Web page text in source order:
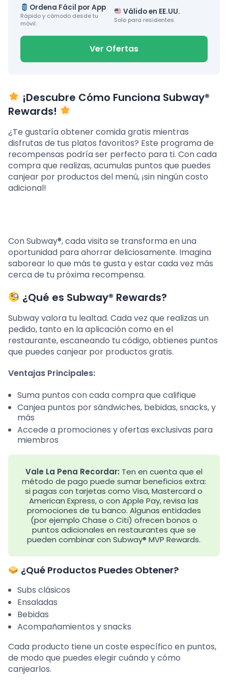
Ordena Fácil por App
Rápido y cómodo desde tu
móvil.
Válido en EE.UU.
Solo para residentes.
Ver Ofertas
¡Descubre Cómo Funciona Subway®
Rewards!
¿Te gustaría obtener comida gratis mientras
disfrutas de tus platos favoritos? Este programa de
recompensas podría ser perfecto para ti. Con cada
compra que realizas, acumulas puntos que puedes
canjear por productos del menú, ¡sin ningún costo
adicional!
Con Subway®, cada visita se transforma en una
oportunidad para ahorrar deliciosamente. Imagina
saborear lo que más te gusta y estar cada vez más
cerca de tu próxima recompensa.
¿Qué es Subway® Rewards?
Subway valora tu lealtad. Cada vez que realizas un
pedido, tanto en la aplicación como en el
restaurante, escaneando tu código, obtienes puntos
que puedes canjear por productos gratis.
Ventajas Principales:
Suma puntos con cada compra que califique
Canjea puntos por sándwiches, bebidas, snacks, y
más
Accede a promociones y ofertas exclusivas para
miembros
Vale La Pena Recordar: Ten en cuenta que el
método de pago puede sumar beneficios extra:
si pagas con tarjetas como Visa, Mastercard o
American Express, o con Apple Pay, revisa las
promociones de tu banco. Algunas entidades
(por ejemplo Chase o Citi) ofrecen bonos o
puntos adicionales en restaurantes que se
pueden combinar con Subway® MVP Rewards.
¿Qué Productos Puedes Obtener?
Subs clásicos
Ensaladas
Bebidas
Acompañamientos y snacks
Cada producto tiene un coste específico en puntos,
de modo que puedes elegir cuándo y cómo
canjearlos.